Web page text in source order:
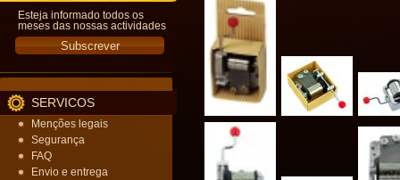
Esteja informado todos os
meses das nossas actividades
SERVICOS
Menções legais
Segurança
FAQ
Envio e entrega